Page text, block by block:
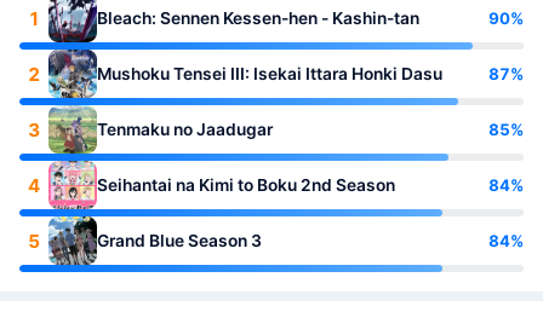
1 Bleach: Sennen Kessen-hen - Kashin-tan 90%
2 Mushoku Tensei III: Isekai Ittara Honki Dasu 87%
3 Tenmaku no Jaadugar 85%
4 Seihantai na Kimi to Boku 2nd Season 84%
5 Grand Blue Season 3 84%